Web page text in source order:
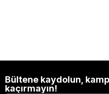
Bültene kaydolun,
kaçırmayın!